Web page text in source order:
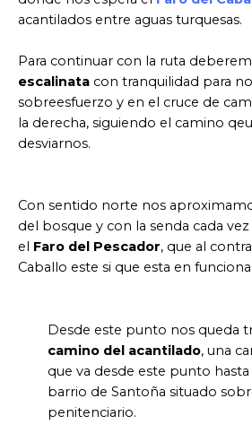
acantilados entre aguas turquesas.
Para continuar con la ruta
escalinata con tranquilidad para
sobreesfuerzo y en el cruce de
la derecha, siguiendo el camino
desviarnos.
Con sentido norte nos
del bosque y con la senda cada
el Faro del Pescador, que al
Caballo este si que esta en
Desde este punto nos queda
camino del acantilado, una
que va desde este punto hasta
barrio de Santoña situado
penitenciario.